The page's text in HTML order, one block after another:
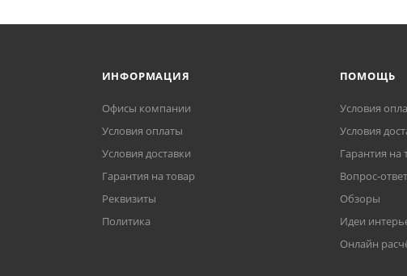
ИНФОРМАЦИЯ
Офисы компании
Условия оплаты
Условия доставки
Гарантия на товар
Реквизиты
Политика
ПОМОЩЬ
Условия
Условия
Гарантия на
Вопрос-ответ
Обзоры
Идеи
Онлайн